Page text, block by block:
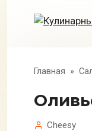
Главная »
Cheesy